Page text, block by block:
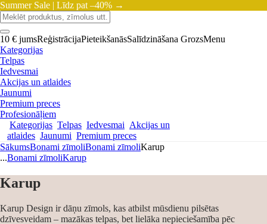
Summer Sale | Līdz pat –40% →
10 € jumsReģistrācijaPieteikšanāsSalīdzināšana GrozsMenu
Kategorijas
Telpas
Iedvesmai
Akcijas un atlaides
Jaunumi
Premium preces
Profesionāļiem
Kategorijas Telpas Iedvesmai Akcijas un
atlaides Jaunumi Premium preces
SākumsBonami zīmoliBonami zīmoliKarup
...Bonami zīmoliKarup
Karup
Karup Design ir dāņu zīmols, kas atbilst mūsdienu pilsētas
dzīvesveidam – mazākas telpas, bet lielāka nepieciešamība pēc